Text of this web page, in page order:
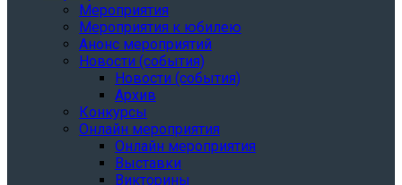
Мероприятия
Мероприятия к юбилею
Анонс мероприятий
Новости (события)
Новости (события)
Архив
Конкурсы
Онлайн мероприятия
Онлайн мероприятия
Выставки
Викторины